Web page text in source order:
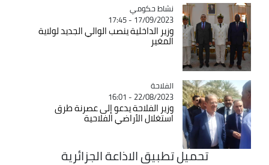
Catégorie
نشاط حكومي
17/09/2023 - 17:45
وزير الداخلية ينصب الوالي الجديد لولاية
المغير
Catégorie
الفلاحة
22/08/2023 - 16:01
وزير الفلاحة يدعو إلى عصرنة طرق
استغلال الأراضي الفلاحية
تحميل تطبيق الاذاعة الجزائرية